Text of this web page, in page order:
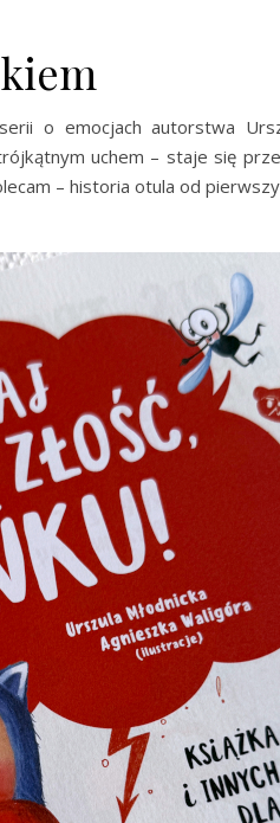
o emocjach autorstwa
uchem – staje się
– historia otula od